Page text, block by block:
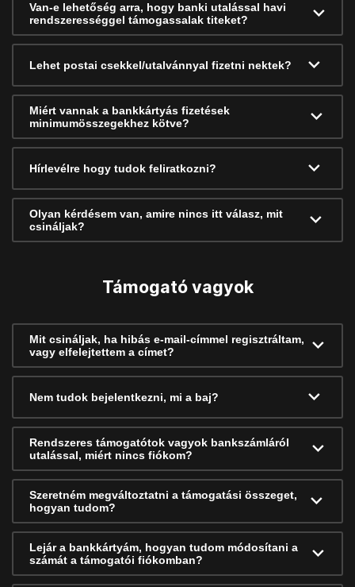
Van-e lehetőség arra, hogy banki utalással havi
rendszerességgel támogassalak titeket?
Lehet postai csekkel/utalvánnyal fizetni nektek?
Miért vannak a bankkártyás fizetések
minimumösszegekhez kötve?
Hírlevélre hogy tudok feliratkozni?
Olyan kérdésem van, amire nincs itt válasz, mit
csináljak?
Támogató vagyok
Mit csináljak, ha hibás e-mail-címmel regisztráltam,
vagy elfelejtettem a címet?
Nem tudok bejelentkezni, mi a baj?
Rendszeres támogatótok vagyok bankszámláról
utalással, miért nincs fiókom?
Szeretném megváltoztatni a támogatási összeget,
hogyan tudom?
Lejár a bankkártyám, hogyan tudom módosítani a
számát a támogatói fiókomban?